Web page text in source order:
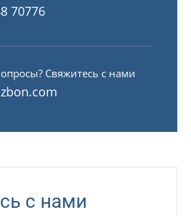
70776
Свяжитесь с нами
с нами